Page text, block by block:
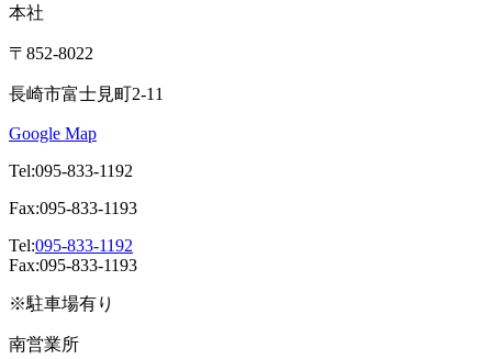
本社
〒852-8022
長崎市富士見町2-11
Google Map
Tel:095-833-1192
Fax:095-833-1193
Tel:095-833-1192
Fax:095-833-1193
※駐車場有り
南営業所